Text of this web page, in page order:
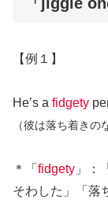
【例１】
He’s a fidgety
（彼は落ち着きの
＊「 fidgety 」：
そわした」「落